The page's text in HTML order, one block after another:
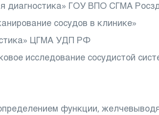
диагностика» ГОУ ВПО СГМА
сосудов в клинике»
ЦГМА УДП РФ
исследование сосудистой
функции,